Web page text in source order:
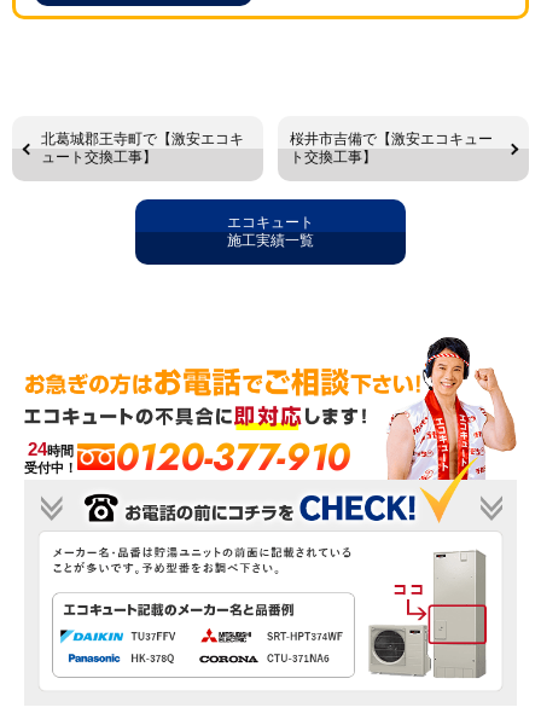
北葛城郡王寺町で【激安エコキ
ュート交換工事】
桜井市吉備で【激安エコキュー
ト交換工事】
エコキュート
施工実績一覧
24時間
受付中！
0120-377-910